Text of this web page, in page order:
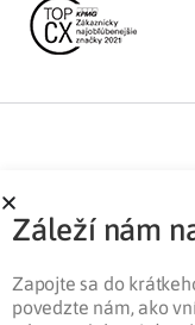
Partnerská zóna
Záleží nám
Zapojte sa do
povedzte nám, ako